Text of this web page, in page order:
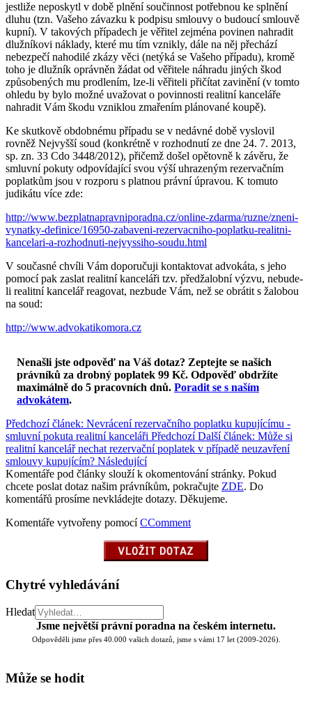
jestliže neposkytl v době plnění součinnost potřebnou ke splnění
dluhu (tzn. Vašeho závazku k podpisu smlouvy o budoucí smlouvě
kupní). V takových případech je věřitel zejména povinen nahradit
dlužníkovi náklady, které mu tím vznikly, dále na něj přechází
nebezpečí nahodilé zkázy věci (netýká se Vašeho případu), kromě
toho je dlužník oprávněn žádat od věřitele náhradu jiných škod
způsobených mu prodlením, lze-li věřiteli přičítat zavinění (v tomto
ohledu by bylo možné uvažovat o povinnosti realitní kanceláře
nahradit Vám škodu vzniklou zmařením plánované koupě).
Ke skutkově obdobnému případu se v nedávné době vyslovil
rovněž Nejvyšší soud (konkrétně v rozhodnutí ze dne 24. 7. 2013,
sp. zn. 33 Cdo 3448/2012), přičemž došel opětovně k závěru, že
smluvní pokuty odpovídající svou výší uhrazeným rezervačním
poplatkům jsou v rozporu s platnou právní úpravou. K tomuto
judikátu více zde:
http://www.bezplatnapravniporadna.cz/online-zdarma/ruzne/zneni-
vynatky-definice/16950-zabaveni-rezervacniho-poplatku-realitni-
kancelari-a-rozhodnuti-nejvyssiho-soudu.html
V současné chvíli Vám doporučuji kontaktovat advokáta, s jeho
pomocí pak zaslat realitní kanceláři tzv. předžalobní výzvu, nebude-
li realitní kancelář reagovat, nezbude Vám, než se obrátit s žalobou
na soud:
http://www.advokatikomora.cz
Nenašli jste odpověď na Váš dotaz? Zeptejte se našich
právníků za drobný poplatek 99 Kč. Odpověď obdržíte
maximálně do 5 pracovních dnů. Poradit se s naším
advokátem.
Předchozí článek: Nevrácení rezervačního poplatku kupujícímu -
smluvní pokuta realitní kanceláři Předchozí Další článek: Může si
realitní kancelář nechat rezervační poplatek v případě neuzavření
smlouvy kupujícím? Následující
Komentáře pod články slouží k okomentování stránky. Pokud
chcete poslat dotaz našim právníkům, pokračujte ZDE. Do
komentářů prosíme nevkládejte dotazy. Děkujeme.
Komentáře vytvořeny pomocíCComment
Chytré vyhledávání
Hledat
Jsme největší právní poradna na českém internetu.
Odpověděli jsme přes 40.000 vašich dotazů, jsme s vámi 17 let (2009-2026).
Může se hodit